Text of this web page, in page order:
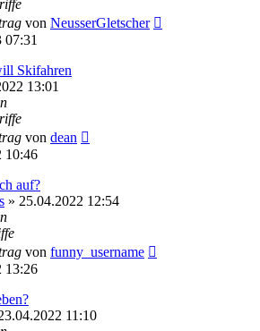
von NeusserGletscher
07:31
Skifahren
13:01
von dean
10:46
auf?
» 25.04.2022 12:54
von funny_username
13:26
11:10